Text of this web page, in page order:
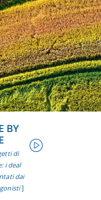
BY
di
i deal
dai
]